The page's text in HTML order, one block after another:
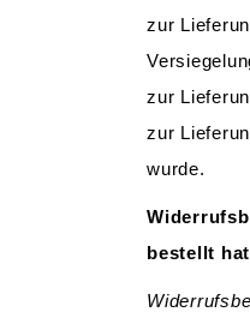
zur
zur
zur
wurde.
bestellt